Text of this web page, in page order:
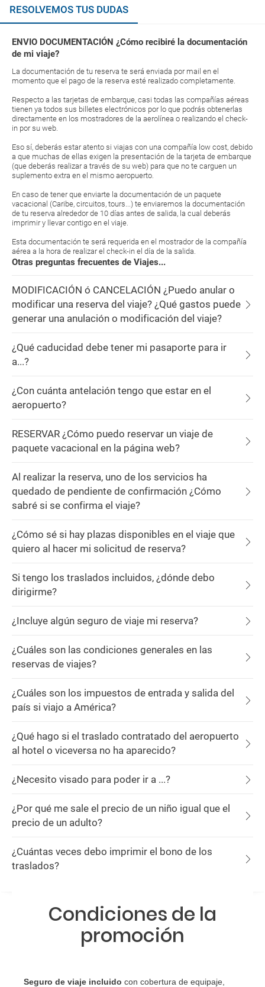
RESOLVEMOS TUS DUDAS
ENVIO DOCUMENTACIÓN ¿Cómo recibiré la documentación
de mi viaje?
La documentación de tu reserva te será enviada por mail en el
momento que el pago de la reserva esté realizado completamente.
Respecto a las tarjetas de embarque, casi todas las compañías aéreas
tienen ya todos sus billetes electrónicos por lo que podrás obtenerlas
directamente en los mostradores de la aerolínea o realizando el check-
in por su web.
Eso sí, deberás estar atento si viajas con una compañía low cost, debido
a que muchas de ellas exigen la presentación de la tarjeta de embarque
(que deberás realizar a través de su web) para que no te carguen un
suplemento extra en el mismo aeropuerto.
En caso de tener que enviarte la documentación de un paquete
vacacional (Caribe, circuitos, tours...) te enviaremos la documentación
de tu reserva alrededor de 10 días antes de salida, la cual deberás
imprimir y llevar contigo en el viaje.
Esta documentación te será requerida en el mostrador de la compañía
aérea a la hora de realizar el check-in el día de la salida.
Otras preguntas frecuentes de Viajes...
MODIFICACIÓN ó CANCELACIÓN ¿Puedo anular o
modificar una reserva del viaje? ¿Qué gastos puede
generar una anulación o modificación del viaje?
¿Qué caducidad debe tener mi pasaporte para ir
a...?
¿Con cuánta antelación tengo que estar en el
aeropuerto?
RESERVAR ¿Cómo puedo reservar un viaje de
paquete vacacional en la página web?
Al realizar la reserva, uno de los servicios ha
quedado de pendiente de confirmación ¿Cómo
sabré si se confirma el viaje?
¿Cómo sé si hay plazas disponibles en el viaje que
quiero al hacer mi solicitud de reserva?
Si tengo los traslados incluidos, ¿dónde debo
dirigirme?
¿Incluye algún seguro de viaje mi reserva?
¿Cuáles son las condiciones generales en las
reservas de viajes?
¿Cuáles son los impuestos de entrada y salida del
país si viajo a América?
¿Qué hago si el traslado contratado del aeropuerto
al hotel o viceversa no ha aparecido?
¿Necesito visado para poder ir a ...?
¿Por qué me sale el precio de un niño igual que el
precio de un adulto?
¿Cuántas veces debo imprimir el bono de los
traslados?
Condiciones de la
promoción
Seguro de viaje incluido con cobertura de equipaje,